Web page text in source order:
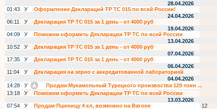
28.04.2026
01:43
У
Оформление Деклараций ТР ТС 015 по всей России!
24.04.2026
06:11
У
Декларация ТР ТС 015 за 1 день - от 4000 руб
19.04.2026
04:09
У
Поможем оформить Декларации ТР ТС по всей России
13.04.2026
10:52
У
Декларация ТР ТС 015 за 1 день - от 4000 руб
07.04.2026
17:35
У
Декларация ТР ТС 015 за 1 день - от 4000 руб
06.04.2026
11:04
У
Декларация на зерно с аккредитованной лабораторией
04.04.2026
14:28
У
Продам Мукамольный Турецкого произвоства 120 тонн ...
13:18
У
Поможем оформить Декларации ТР ТС по всей России
13.03.2026
07:54
У Продам Пшеницу 4 кл, возможно на Вагоне
12